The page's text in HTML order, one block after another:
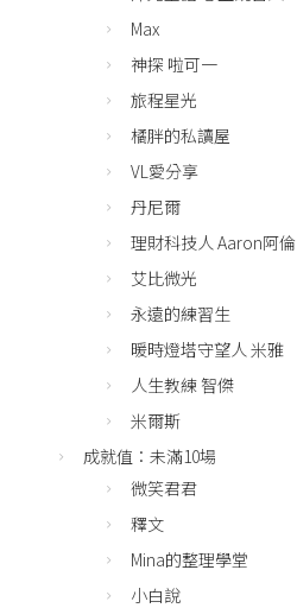
Max
神探 啦可一
旅程星光
橘胖的私讀屋
VL愛分享
丹尼爾
理財科技人 Aaron阿倫
艾比微光
永遠的練習生
暖時燈塔守望人 米雅
人生教練 智傑
米爾斯
成就值：未滿10場
微笑君君
釋文
Mina的整理學堂
小白說